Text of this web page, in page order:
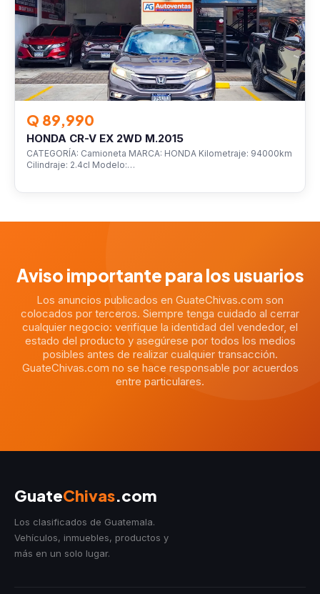
Q 89,990
HONDA CR-V EX 2WD M.2015
CATEGORÍA: Camioneta MARCA: HONDA Kilometraje: 94000km
Cilindraje: 2.4cl Modelo:…
Aviso importante para los usuarios
Los anuncios publicados en GuateChivas.com son
colocados por terceros. Siempre tenga cuidado al cerrar
cualquier negocio: verifique la identidad del vendedor, el
estado del producto y asegúrese por todos los medios
posibles antes de realizar cualquier transacción.
GuateChivas.com no se hace responsable por acuerdos
entre particulares.
GuateChivas.com
Los clasificados de Guatemala.
Vehículos, inmuebles, productos y
más en un solo lugar.